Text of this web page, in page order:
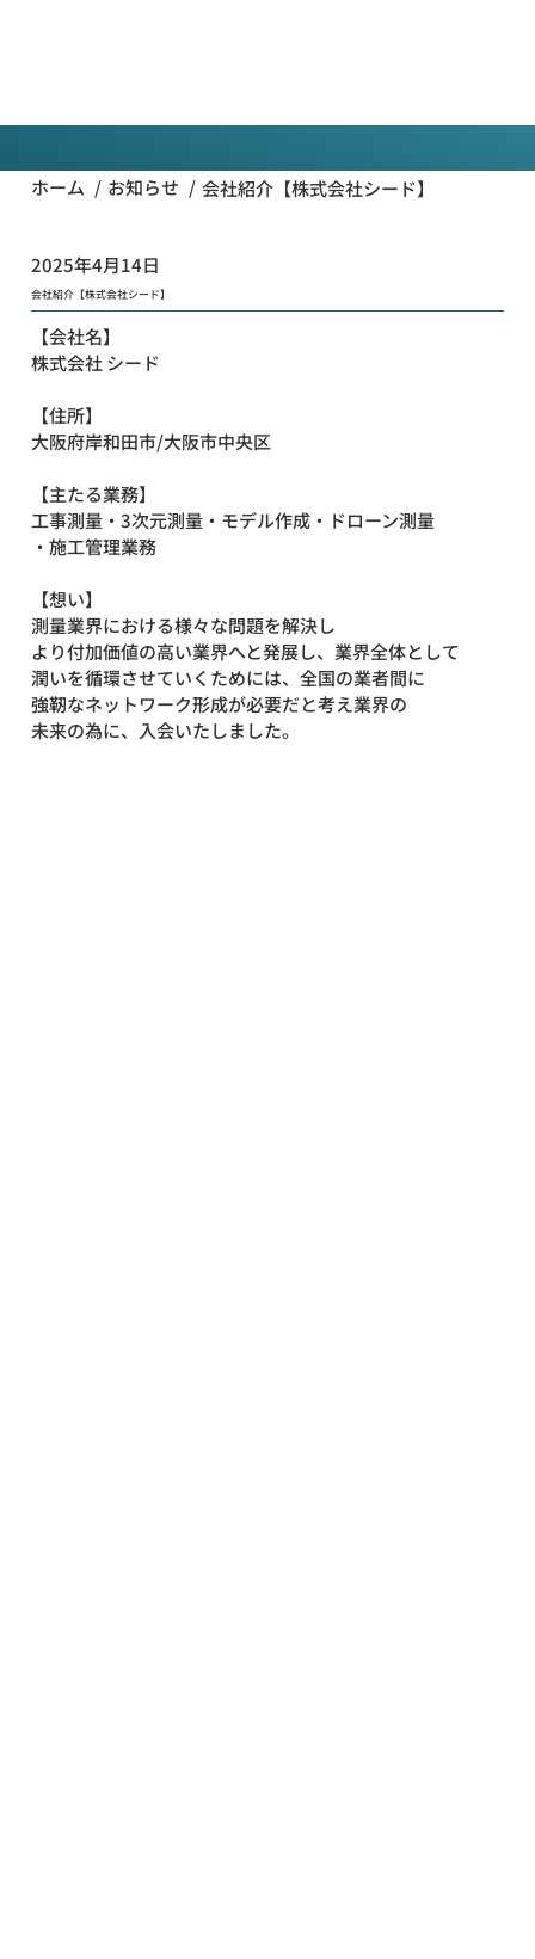
2025年4月14日
会社紹介【株式会社シード】
【会社名】
株式会社 シード
【住所】
大阪府岸和田市/大阪市中央区
【主たる業務】
工事測量・3次元測量・モデル作成・ドローン測量
・施工管理業務
【想い】
測量業界における様々な問題を解決し
より付加価値の高い業界へと発展し、業界全体として
潤いを循環させていくためには、全国の業者間に
強靭なネットワーク形成が必要だと考え業界の
未来の為に、入会いたしました。
ホーム / お知らせ / 会社紹介【株式会社シード】